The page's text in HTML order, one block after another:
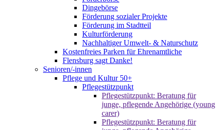
Dingebörse
Förderung sozialer Projekte
Förderung im Stadtteil
Kulturförderung
Nachhaltiger Umwelt- & Naturschutz
Kostenfreies Parken für Ehrenamtliche
Flensburg sagt Danke!
Senioren/-innen
Pflege und Kultur 50+
Pflegestützpunkt
Pflegestützpunkt: Beratung für
junge, pflegende Angehörige (young
carer)
Pflegestützpunkt: Beratung für